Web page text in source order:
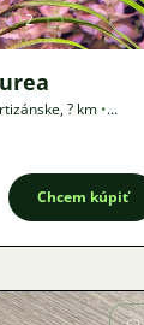
2
,? km •
Chcem kúpiť